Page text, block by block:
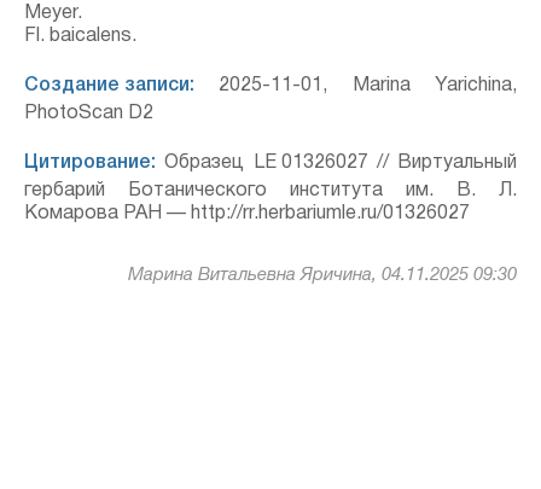
Meyer.
Fl. baicalens.
Создание записи: 2025-11-01, Marina Yarichina,
PhotoScan D2
Цитирование: Образец LE 01326027 // Виртуальный
гербарий Ботанического института им. В. Л.
Комарова РАН — http://rr.herbariumle.ru/01326027
Марина Витальевна Яричина, 04.11.2025 09:30